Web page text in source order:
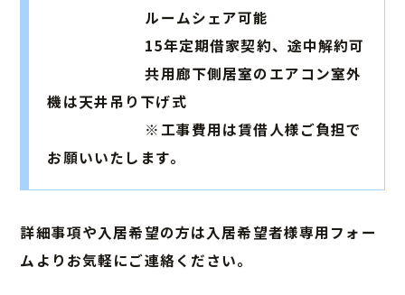
ルームシェア可能
15年定期借家契約、途中解約可
共用廊下側居室のエアコン室外
機は天井吊り下げ式
※工事費用は賃借人様ご負担で
お願いいたします。
詳細事項や入居希望の方は入居希望者様専用フォー
ムよりお気軽にご連絡ください。